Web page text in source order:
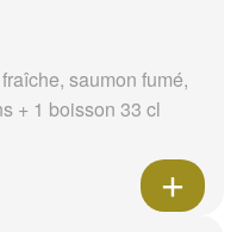
saumon fumé,
+ 1 boisson 33 cl